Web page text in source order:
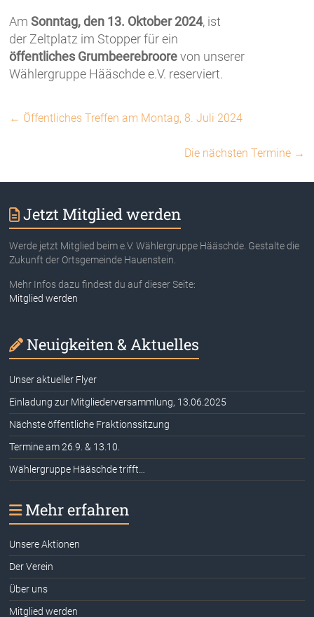
AmSonntag, den 13. Oktober 2024, ist
der Zeltplatz im Stopper für ein
öffentliches Grumbeerebroorevon unserer
Wählergruppe Hääschde e.V. reserviert.
← Öffentliches Treffen am Montag, 8. Juli 2024
Die nächsten Termine →
Jetzt Mitglied werden
Werde jetzt Mitglied beim e.V. Wählergruppe Hääschde. Gestalte die
Zukunft der Ortsgemeinde Hauenstein.
Mehr Infos dazu findest du auf dieser Seite:
Mitglied werden
Neuigkeiten & Aktuelles
Unser aktueller Flyer
Einladung zur Mitgliederversammlung, 13.06.2025
Nächste öffentliche Fraktionssitzung
Termine am 26.9. & 13.10.
Wählergruppe Hääschde trifft…
Mehr erfahren
Unsere Aktionen
Der Verein
Über uns
Mitglied werden